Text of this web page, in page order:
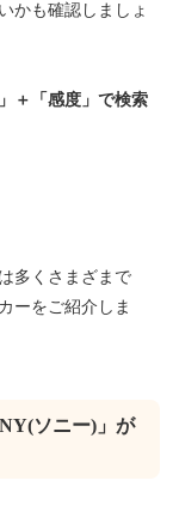
かも確認しましょ
＋「感度」で検索
多くさまざまで
ーをご紹介しま
ソニー)」が